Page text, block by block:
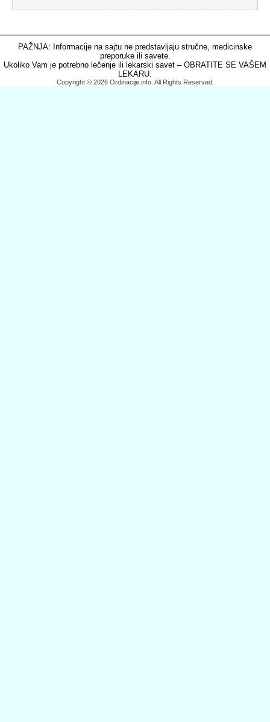
PAŽNJA: Informacije na sajtu ne predstavljaju stručne, medicinske
preporuke ili savete.
Ukoliko Vam je potrebno lečenje ili lekarski savet – OBRATITE SE VAŠEM
LEKARU.
Copyright © 2026 Ordinacije.info. All Rights Reserved.